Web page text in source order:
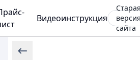
Видеоинструкция
версия
сайта